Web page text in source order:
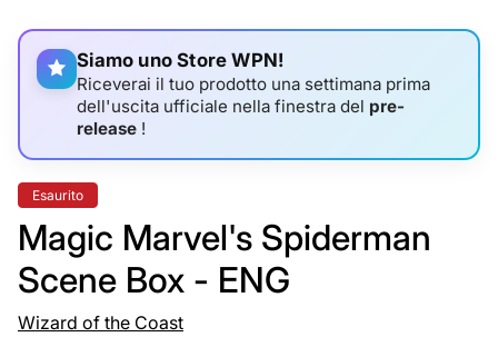
Siamo uno Store WPN!
Riceverai il tuo prodotto una settimana prima
dell'uscita ufficiale nella finestra del pre-
release !
Etichetta
del
prodotto:
Esaurito
Magic Marvel's Spiderman
Scene Box - ENG
Wizard of the Coast